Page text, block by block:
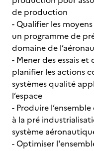
de production
- Qualifier les
un programme de
domaine de
- Mener des essais
planifier les actions
systèmes qualité
l’espace
- Produire
à la pré
système
- Optimiser